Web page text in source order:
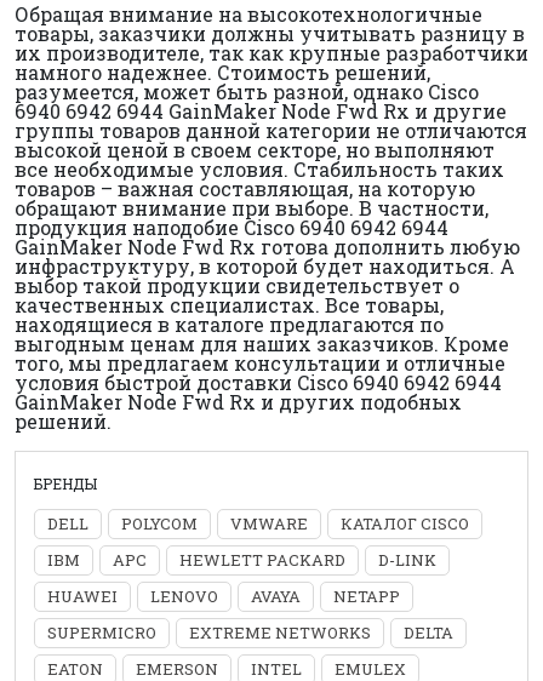
Обращая внимание на высокотехнологичные
товары, заказчики должны учитывать разницу в
их производителе, так как крупные разработчики
намного надежнее. Стоимость решений,
разумеется, может быть разной, однако Cisco
6940 6942 6944 GainMaker Node Fwd Rx и другие
группы товаров данной категории не отличаются
высокой ценой в своем секторе, но выполняют
все необходимые условия. Стабильность таких
товаров – важная составляющая, на которую
обращают внимание при выборе. В частности,
продукция наподобие Cisco 6940 6942 6944
GainMaker Node Fwd Rx готова дополнить любую
инфраструктуру, в которой будет находиться. А
выбор такой продукции свидетельствует о
качественных специалистах. Все товары,
находящиеся в каталоге предлагаются по
выгодным ценам для наших заказчиков. Кроме
того, мы предлагаем консультации и отличные
условия быстрой доставки Cisco 6940 6942 6944
GainMaker Node Fwd Rx и других подобных
решений.
БРЕНДЫ
DELL POLYCOM VMWARE
КАТАЛОГ CISCO
IBM
APC HEWLETT PACKARD
D-LINK
HUAWEI
LENOVO AVAYA
NETAPP
SUPERMICRO
EXTREME NETWORKS
DELTA
EATON
EMERSON INTEL
EMULEX